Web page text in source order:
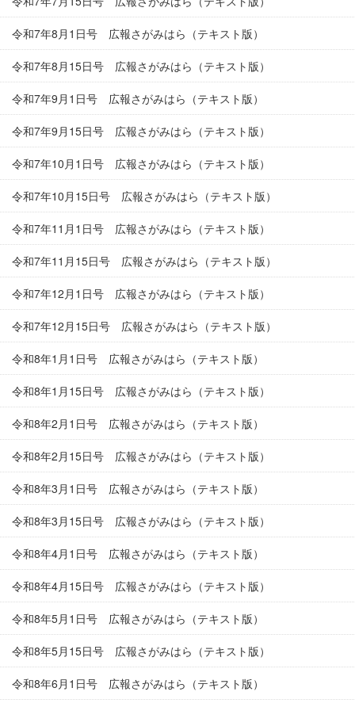
令和7年8月1日号 広報さがみはら（テキスト版）
令和7年8月15日号 広報さがみはら（テキスト版）
令和7年9月1日号 広報さがみはら（テキスト版）
令和7年9月15日号 広報さがみはら（テキスト版）
令和7年10月1日号 広報さがみはら（テキスト版）
令和7年10月15日号 広報さがみはら（テキスト版）
令和7年11月1日号 広報さがみはら（テキスト版）
令和7年11月15日号 広報さがみはら（テキスト版）
令和7年12月1日号 広報さがみはら（テキスト版）
令和7年12月15日号 広報さがみはら（テキスト版）
令和8年1月1日号 広報さがみはら（テキスト版）
令和8年1月15日号 広報さがみはら（テキスト版）
令和8年2月1日号 広報さがみはら（テキスト版）
令和8年2月15日号 広報さがみはら（テキスト版）
令和8年3月1日号 広報さがみはら（テキスト版）
令和8年3月15日号 広報さがみはら（テキスト版）
令和8年4月1日号 広報さがみはら（テキスト版）
令和8年4月15日号 広報さがみはら（テキスト版）
令和8年5月1日号 広報さがみはら（テキスト版）
令和8年5月15日号 広報さがみはら（テキスト版）
令和8年6月1日号 広報さがみはら（テキスト版）